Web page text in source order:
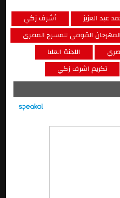
أشرف زكي عبد العزيز
المهرجان القومي للمسرح المصري
اللجنة العليا
تكريم اشرف زكي